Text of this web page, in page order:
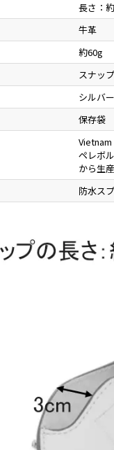
長さ：
牛革
約60g
スナッ
シルバー
保存袋
Vietnam
ペレボ
から生
防水ス